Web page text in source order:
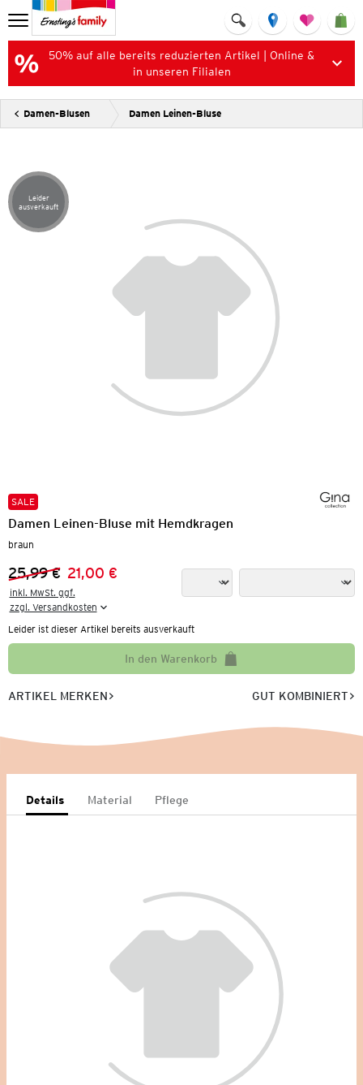
50% auf alle bereits reduzierten Artikel | Online &
in unseren Filialen
Damen-Blusen Damen Leinen-Bluse
Artikel leider ausverkauft
Leider
ausverkauft
SALE
Damen Leinen-Bluse mit Hemdkragen
braun
Vorheriger Preis:
25,99 €
Neuer Preis:21,00 €
inkl. MwSt. ggf.
zzgl. Versandkosten
Leider ist dieser Artikel bereits ausverkauft
In den Warenkorb
ARTIKEL MERKEN GUT KOMBINIERT
Details Material Pflege